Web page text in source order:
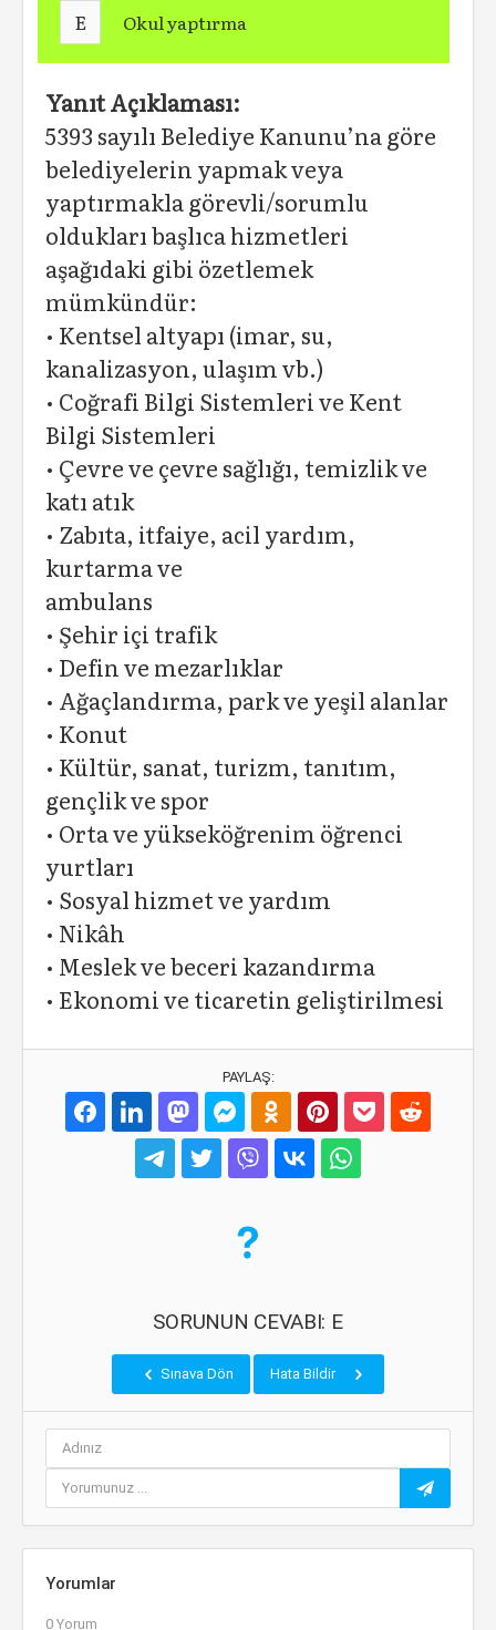
E Okul yaptırma
Yanıt Açıklaması:
5393 sayılı Belediye Kanunu’na göre
belediyelerin yapmak veya
yaptırmakla görevli/sorumlu
oldukları başlıca hizmetleri
aşağıdaki gibi özetlemek
mümkündür:
• Kentsel altyapı (imar, su,
kanalizasyon, ulaşım vb.)
• Coğrafi Bilgi Sistemleri ve Kent
Bilgi Sistemleri
• Çevre ve çevre sağlığı, temizlik ve
katı atık
• Zabıta, itfaiye, acil yardım,
kurtarma ve
ambulans
• Şehir içi trafik
• Defin ve mezarlıklar
• Ağaçlandırma, park ve yeşil alanlar
• Konut
• Kültür, sanat, turizm, tanıtım,
gençlik ve spor
• Orta ve yükseköğrenim öğrenci
yurtları
• Sosyal hizmet ve yardım
• Nikâh
• Meslek ve beceri kazandırma
• Ekonomi ve ticaretin geliştirilmesi
PAYLAŞ:
SORUNUN CEVABI: E
Sınava Dön Hata Bildir
Yorumlar
0 Yorum